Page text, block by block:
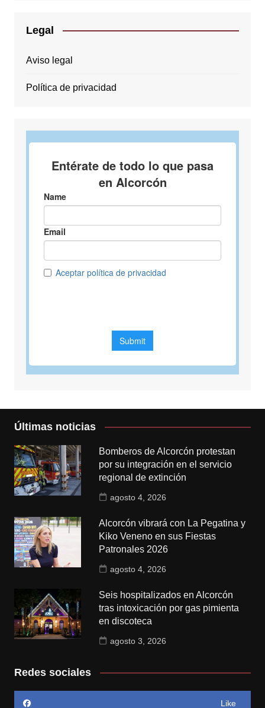
Legal
Aviso legal
Política de privacidad
Últimas noticias
Bomberos de Alcorcón protestan
por su integración en el servicio
regional de extinción
agosto 4, 2026
Alcorcón vibrará con La Pegatina y
Kiko Veneno en sus Fiestas
Patronales 2026
agosto 4, 2026
Seis hospitalizados en Alcorcón
tras intoxicación por gas pimienta
en discoteca
agosto 3, 2026
Redes sociales
Like